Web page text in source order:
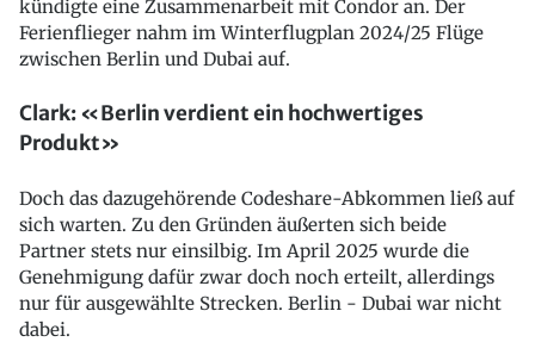
kündigte eine Zusammenarbeit mit Condor an. Der
Ferienflieger nahm im Winterflugplan 2024/25 Flüge
zwischen Berlin und Dubai auf.
Clark: «Berlin verdient ein hochwertiges
Produkt»
Doch das dazugehörende Codeshare-Abkommen ließ auf
sich warten. Zu den Gründen äußerten sich beide
Partner stets nur einsilbig. Im April 2025 wurde die
Genehmigung dafür zwar doch noch erteilt, allerdings
nur für ausgewählte Strecken. Berlin - Dubai war nicht
dabei.